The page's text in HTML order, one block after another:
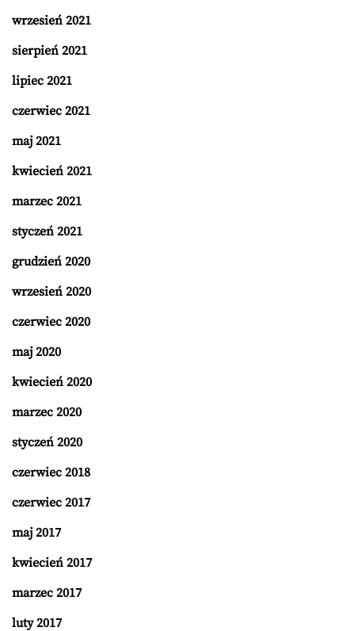
wrzesień 2021
sierpień 2021
lipiec 2021
czerwiec 2021
maj 2021
kwiecień 2021
marzec 2021
styczeń 2021
grudzień 2020
wrzesień 2020
czerwiec 2020
maj 2020
kwiecień 2020
marzec 2020
styczeń 2020
czerwiec 2018
czerwiec 2017
maj 2017
kwiecień 2017
marzec 2017
luty 2017